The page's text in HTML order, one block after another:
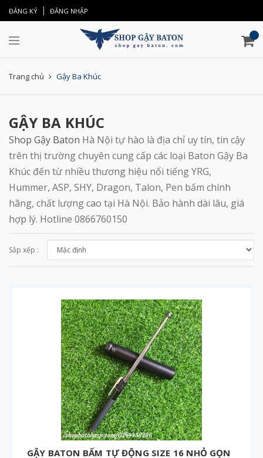
ĐĂNG KÝ ĐĂNG NHẬP
Trang chủ Gậy Ba Khúc
GẬY BA KHÚC
Shop Gậy Baton Hà Nội tự hào là địa chỉ uy tín, tin cậy
trên thị trường chuyên cung cấp các loại Baton Gậy Ba
Khúc đến từ nhiều thương hiệu nổi tiếng YRG,
Hummer, ASP, SHY, Dragon, Talon, Pen bấm chính
hãng, chất lượng cao tại Hà Nội. Bảo hành dài lâu, giá
hợp lý. Hotline 0866760150
Sắp xếp :
GẬY BATON BẤM TỰ ĐỘNG SIZE 16 NHỎ GỌN